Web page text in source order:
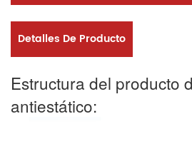
Detalles De Producto
Estructura del producto
antiestático: